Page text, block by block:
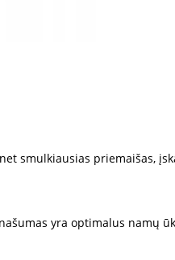
smulkiausias priemaišas,
yra optimalus namų